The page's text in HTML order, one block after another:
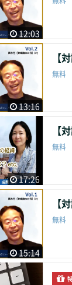
12:03
13:16
無料
17:26
【
無料
15:14
無料